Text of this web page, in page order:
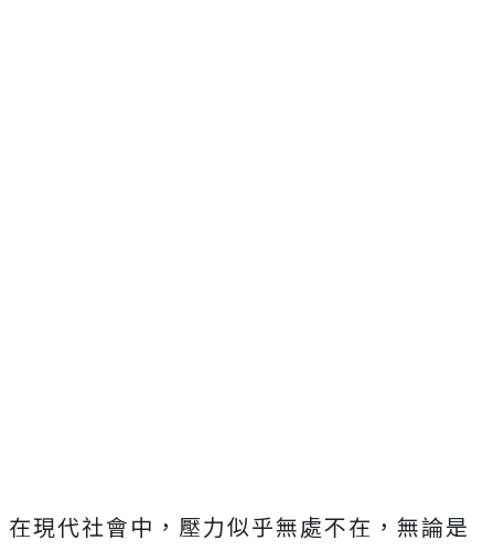
在現代社會中，壓力似乎無處不在，無論是